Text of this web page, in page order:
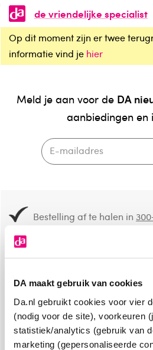
DA maakt gebruik van cookies
Da.nl gebruikt cookies voor vier
(nodig voor de site), voorkeuren
statistiek/analytics (gebruik van
marketing (gepersonaliseerde
de vriendelijke specialist
Op dit moment zijn er twee
informatie vind je hier
Meld je aan voor de DA
aanbiedingen en
Bestelling af te halen in
8.6 uit4.106
Over DA
Klantenservice